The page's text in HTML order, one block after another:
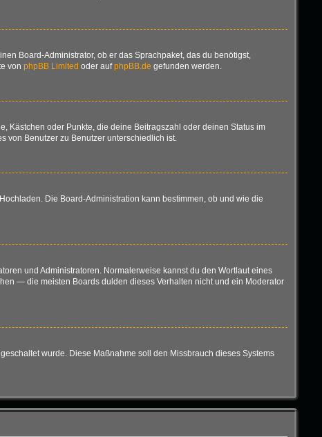
Board-Administrator, ob er das Sprachpaket, das du benötigst,
von phpBB Limited oder aufphpBB.de gefunden werden.
Kästchen oder Punkte, die deine Beitragszahl oder deinen Status im
von Benutzer zu Benutzer unterschiedlich ist.
Die Board-Administration kann bestimmen, ob und wie die
und Administratoren. Normalerweise kannst du den Wortlaut eines
— die meisten Boards dulden dieses Verhalten nicht und ein Moderator
wurde. Diese Maßnahme soll den Missbrauch dieses Systems